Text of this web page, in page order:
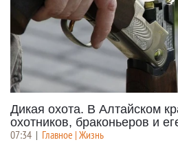
Дикая охота. В Алтайском
охотников, браконьеров и
07:34 | Главное | Жизнь